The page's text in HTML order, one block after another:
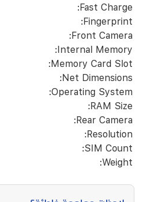
Fast Charge:
Fingerprint:
Front Camera:
Internal Memory:
Memory Card Slot:
Net Dimensions:
Operating System:
RAM Size:
Rear Camera:
Resolution:
SIM Count:
Weight: